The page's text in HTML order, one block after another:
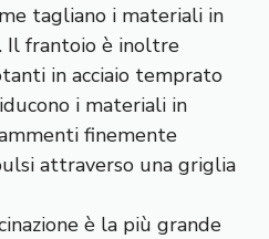
tagliano i materiali in
Il frantoio è inoltre
in acciaio temprato
i materiali in
finemente
attraverso una griglia
è la più grande